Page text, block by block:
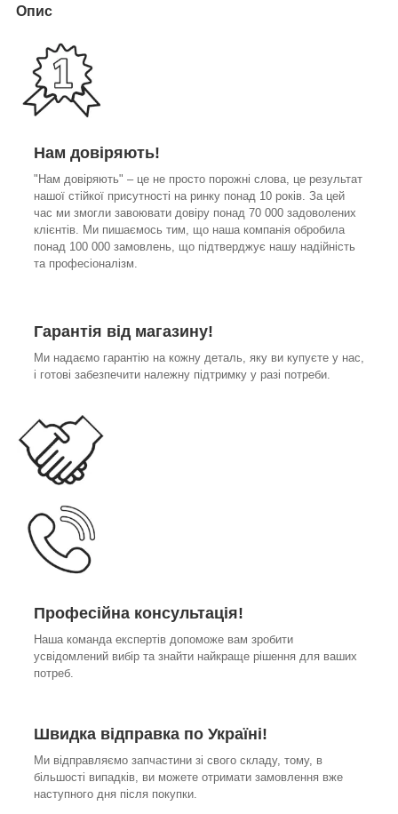
Опис
Нам довіряють!
"Нам довіряють" – це не просто порожні слова, це результат
нашої стійкої присутності на ринку понад 10 років. За цей
час ми змогли завоювати довіру понад 70 000 задоволених
клієнтів. Ми пишаємось тим, що наша компанія обробила
понад 100 000 замовлень, що підтверджує нашу надійність
та професіоналізм.
Гарантія від магазину!
Ми надаємо гарантію на кожну деталь, яку ви купуєте у нас,
і готові забезпечити належну підтримку у разі потреби.
Професійна консультація!
Наша команда експертів допоможе вам зробити
усвідомлений вибір та знайти найкраще рішення для ваших
потреб.
Швидка відправка по Україні!
Ми відправляємо запчастини зі свого складу, тому, в
більшості випадків, ви можете отримати замовлення вже
наступного дня після покупки.